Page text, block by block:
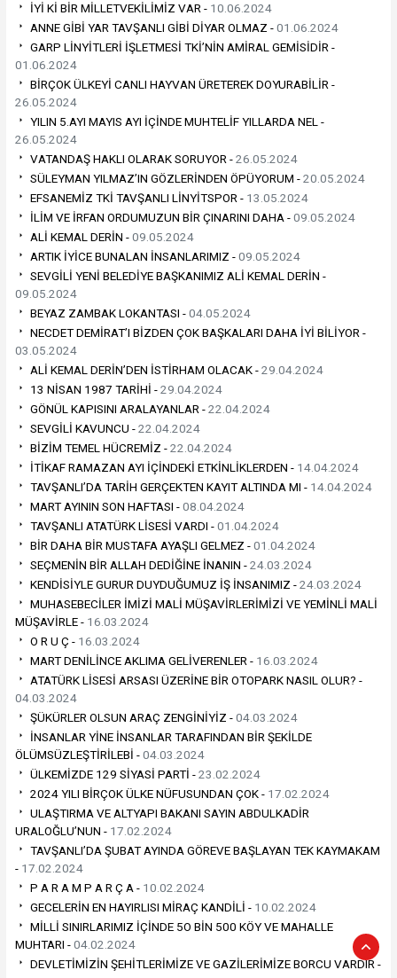
İYİ Kİ BİR MİLLETVEKİLİMİZ VAR - 10.06.2024
ANNE GİBİ YAR TAVŞANLI GİBİ DİYAR OLMAZ -01.06.2024
GARP LİNYİTLERİ İŞLETMESİ TKİ’NİN AMİRAL GEMİSİDİR -
01.06.2024
BİRÇOK ÜLKEYİ CANLI HAYVAN ÜRETEREK DOYURABİLİR -
26.05.2024
YILIN 5.AYI MAYIS AYI İÇİNDE MUHTELİF YILLARDA NEL -
26.05.2024
VATANDAŞ HAKLI OLARAK SORUYOR -26.05.2024
SÜLEYMAN YILMAZ’IN GÖZLERİNDEN ÖPÜYORUM -20.05.2024
EFSANEMİZ TKİ TAVŞANLI LİNYİTSPOR - 13.05.2024
İLİM VE İRFAN ORDUMUZUN BİR ÇINARINI DAHA -09.05.2024
ALİ KEMAL DERİN -09.05.2024
ARTIK İYİCE BUNALAN İNSANLARIMIZ -09.05.2024
SEVGİLİ YENİ BELEDİYE BAŞKANIMIZ ALİ KEMAL DERİN -
09.05.2024
BEYAZ ZAMBAK LOKANTASI -04.05.2024
NECDET DEMİRAT’I BİZDEN ÇOK BAŞKALARI DAHA İYİ BİLİYOR -
03.05.2024
ALİ KEMAL DERİN’DEN İSTİRHAM OLACAK -29.04.2024
13 NİSAN 1987 TARİHİ -29.04.2024
GÖNÜL KAPISINI ARALAYANLAR -22.04.2024
SEVGİLİ KAVUNCU -22.04.2024
BİZİM TEMEL HÜCREMİZ -22.04.2024
İTİKAF RAMAZAN AYI İÇİNDEKİ ETKİNLİKLERDEN - 14.04.2024
TAVŞANLI’DA TARİH GERÇEKTEN KAYIT ALTINDA MI - 14.04.2024
MART AYININ SON HAFTASI -08.04.2024
TAVŞANLI ATATÜRK LİSESİ VARDI -01.04.2024
BİR DAHA BİR MUSTAFA AYAŞLI GELMEZ -01.04.2024
SEÇMENİN BİR ALLAH DEDİĞİNE İNANIN -24.03.2024
KENDİSİYLE GURUR DUYDUĞUMUZ İŞ İNSANIMIZ -24.03.2024
MUHASEBECİLER İMİZİ MALİ MÜŞAVİRLERİMİZİ VE YEMİNLİ MALİ
MÜŞAVİRLE - 16.03.2024
O R U Ç - 16.03.2024
MART DENİLİNCE AKLIMA GELİVERENLER - 16.03.2024
ATATÜRK LİSESİ ARSASI ÜZERİNE BİR OTOPARK NASIL OLUR? -
04.03.2024
ŞÜKÜRLER OLSUN ARAÇ ZENGİNİYİZ -04.03.2024
İNSANLAR YİNE İNSANLAR TARAFINDAN BİR ŞEKİLDE
ÖLÜMSÜZLEŞTİRİLEBİ -04.03.2024
ÜLKEMİZDE 129 SİYASİ PARTİ -23.02.2024
2024 YILI BİRÇOK ÜLKE NÜFUSUNDAN ÇOK - 17.02.2024
ULAŞTIRMA VE ALTYAPI BAKANI SAYIN ABDULKADİR
URALOĞLU’NUN - 17.02.2024
TAVŞANLI’DA ŞUBAT AYINDA GÖREVE BAŞLAYAN TEK KAYMAKAM
- 17.02.2024
P A R A M P A R Ç A - 10.02.2024
GECELERİN EN HAYIRLISI MİRAÇ KANDİLİ - 10.02.2024
MİLLİ SINIRLARIMIZ İÇİNDE 5O BİN 500 KÖY VE MAHALLE
MUHTARI -04.02.2024
DEVLETİMİZİN ŞEHİTLERİMİZE VE GAZİLERİMİZE BORCU VARDIR -